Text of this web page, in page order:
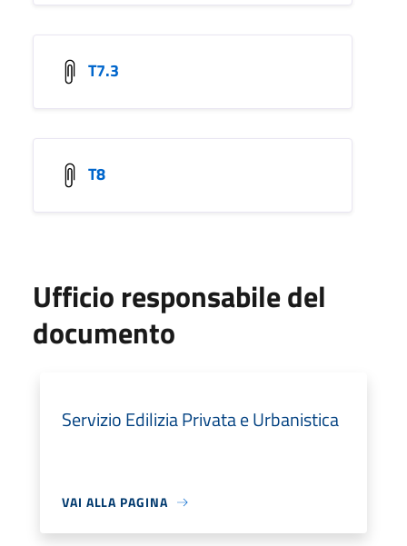
T7.3
T8
Ufficio responsabile del
documento
Servizio Edilizia Privata e Urbanistica
VAI ALLA PAGINA